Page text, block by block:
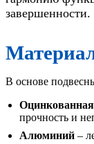
завершенности.
В основе
Оцинкованная
прочность и
Алюминий –